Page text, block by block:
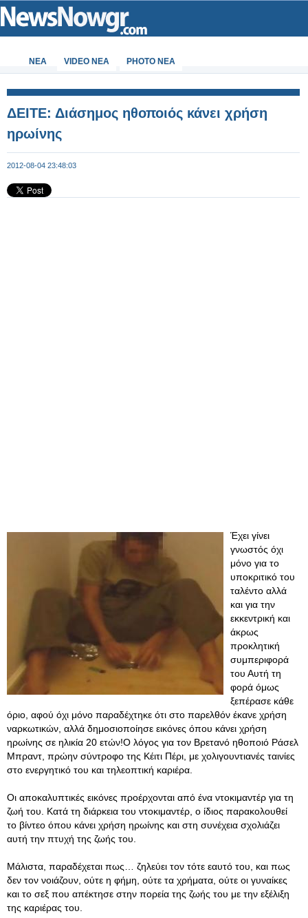
ΝΕΑ VIDEO NEA PHOTO NEA
ΔΕΙΤΕ: Διάσημος ηθοποιός κάνει χρήση
ηρωίνης
2012-08-04 23:48:03
Έχει γίνει
γνωστός όχι
μόνο για το
υποκριτικό του
ταλέντο αλλά
και για την
εκκεντρική και
άκρως
προκλητική
συμπεριφορά
του Αυτή τη
φορά όμως
ξεπέρασε κάθε
όριο, αφού όχι μόνο παραδέχτηκε ότι στο παρελθόν έκανε χρήση
ναρκωτικών, αλλά δημοσιοποίησε εικόνες όπου κάνει χρήση
ηρωίνης σε ηλικία 20 ετών!Ο λόγος για τον Βρετανό ηθοποιό Ράσελ
Μπραντ, πρώην σύντροφο της Κέιτι Πέρι, με χολιγουντιανές ταινίες
στο ενεργητικό του και τηλεοπτική καριέρα.
Οι αποκαλυπτικές εικόνες προέρχονται από ένα ντοκιμαντέρ για τη
ζωή του. Κατά τη διάρκεια του ντοκιμαντέρ, ο ίδιος παρακολουθεί
το βίντεο όπου κάνει χρήση ηρωίνης και στη συνέχεια σχολιάζει
αυτή την πτυχή της ζωής του.
Μάλιστα, παραδέχεται πως… ζηλεύει τον τότε εαυτό του, και πως
δεν τον νοιάζουν, ούτε η φήμη, ούτε τα χρήματα, ούτε οι γυναίκες
και το σεξ που απέκτησε στην πορεία της ζωής του με την εξέλιξη
της καριέρας του.